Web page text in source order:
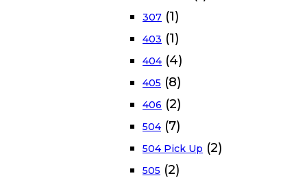
307 (1)
403 (1)
404 (4)
405 (8)
406 (2)
504 (7)
504 Pick Up (2)
505 (2)